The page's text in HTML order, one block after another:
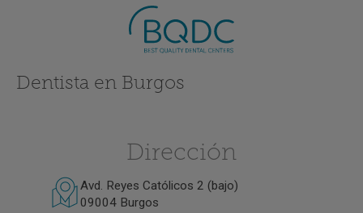
Dentista en Burgos
Dirección
Avd. Reyes Católicos 2 (bajo)
09004 Burgos